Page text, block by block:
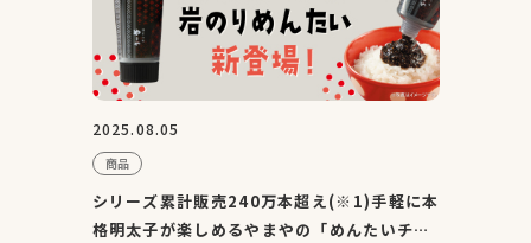
2025.08.05
商品
シリーズ累計販売240万本超え(※1)手軽に本
格明太子が楽しめるやまやの「めんたいチュ